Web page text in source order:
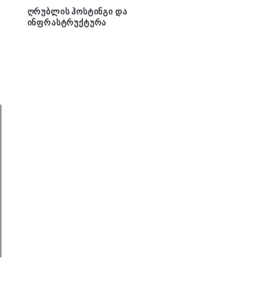
ᲦᲠᲣᲑᲚᲘᲡ ᲰᲝᲡᲢᲘᲜᲒᲘ ᲓᲐ
ᲘᲜᲤᲠᲐᲡᲢᲠᲣᲥᲢᲣᲠᲐ